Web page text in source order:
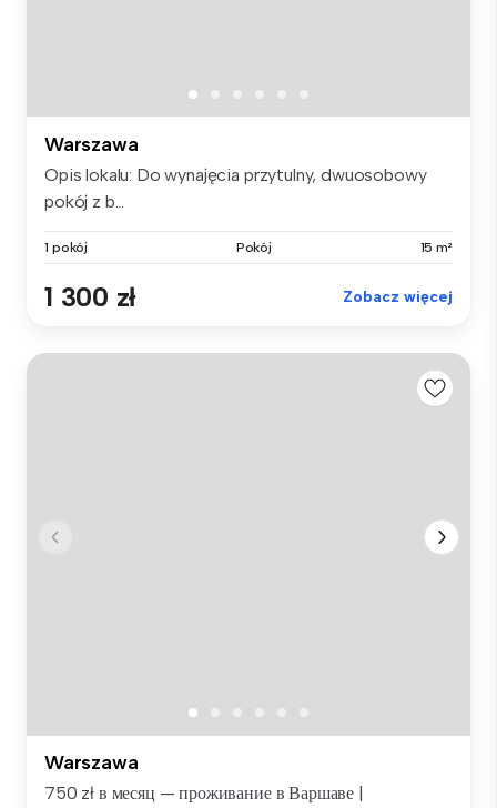
Warszawa
Opis lokalu: Do wynajęcia przytulny, dwuosobowy
pokój z b...
1 pokój Pokój 15 m²
1 300 zł Zobacz więcej
Warszawa
750 zł в месяц — проживание в Варшаве |